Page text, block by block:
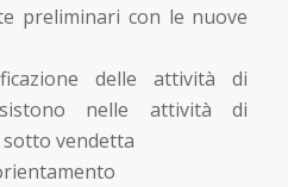
preliminari con le nuove
delle attività di
nelle attività di
vendetta